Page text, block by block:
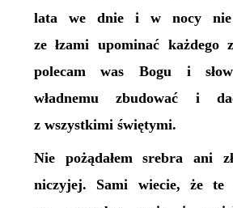
lata we dnie i w nocy nie
ze łzami upominać każdego
polecam was Bogu i
władnemu zbudować i
z wszystkimi świętymi.
Nie pożądałem srebra ani
niczyjej. Sami wiecie, że te